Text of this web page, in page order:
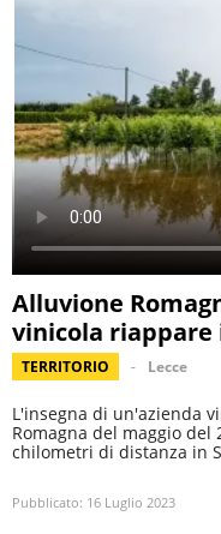
Alluvione
vinicola riappare
TERRITORIO Lecce
L'insegna di un'azienda
Romagna del maggio
chilometri di distanza in
Pubblicato: 16 Luglio 2023